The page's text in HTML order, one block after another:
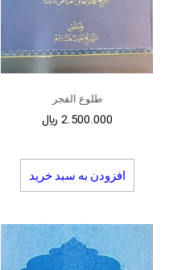
طلوع الفجر
2.500.000 ﷼
افزودن به سبد خرید